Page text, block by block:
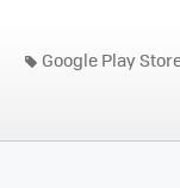
Google Play